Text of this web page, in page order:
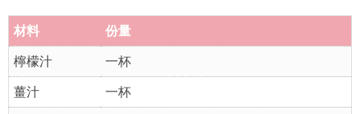
材料 份量
檸檬汁 一杯
薑汁 一杯